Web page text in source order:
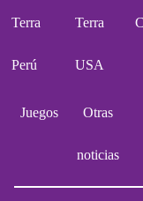
Terra
Perú
Terra
USA
Juegos Otras
noticias